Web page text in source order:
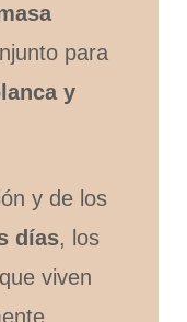
para
y
y de los
días, los
viven